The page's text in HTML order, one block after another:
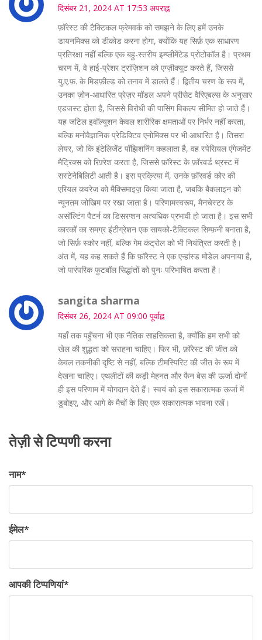
दिसंबर 21, 2024 AT 17:53 अपराह्न
फ़ॉरेस्ट की टैक्टिकल फ्रेमवर्क को समझने के लिए हमें उनके
डायनमिक्स को डीकोड करना होगा, क्योंकि यह सिर्फ़ एक साधारण
प्रतिरक्षा नहीं बल्कि एक बहु-स्तरीय इम्प्लीमेंटेड प्रोटोकॉल है। प्रथम
चरण में, वे हाई-प्रेशर ट्रांज़िशन को एग्ज़ीक्यूट करते हैं, जिससे
यु.ए.फ़. के मिडफ़ील्ड को तनाव में डालते हैं। द्वितीय चरण के रूप में,
उनका ज़ोन-आधारित प्रेज़र मॉडल अपने प्रीसेट वैरिएबल्स के अनुसार
एडजस्ट होता है, जिससे विरोधी की पासिंग विकल्प सीमित हो जाते हैं।
यह जटिल इवॉल्यूशन केवल शारीरिक क्षमताओं पर निर्भर नहीं करता,
बल्कि मनोवैज्ञानिक प्रेडिक्टिव एनोमिक्स पर भी आधारित है। तिसरा
लेयर, जो कि इंटेलिजेंट पॉझिशनिंग कहलाता है, वह स्पेसियल एंगेजमेंट
मैट्रिक्स को रिफ़्रेश करता है, जिससे फ़ॉरेस्ट के फ़ॉरवर्ड थ्रस्ट में
सस्टेनेबिलिटी आती है। इस प्रक्रिया में, उनके फ़ॉरवर्ड कोर की
एरियल कवरेज को मैक्सिमाइज़ किया जाता है, जबकि बैकलाइन को
न्यूनतम जोखिम पर रखा जाता है। परिणामस्वरूप, मैनचेस्टर के
असॉल्टिंग पैटर्न का डिसरप्शन अत्यधिक प्रभावी हो जाता है। इस सभी
कारकों का समग्र इंटीग्रेशन एक सायको-टैक्टिकल सिम्फ़नी बनाता है,
जो सिर्फ़ स्कोर नहीं, बल्कि गेम कंट्रोल को भी नियंत्रित करती है।
अंत में, यह कह सकते हैं कि फ़ॉरेस्ट ने एक एन्हांस्ड मोडेल अपनाया है,
जो पारंपरिक फुटबॉल सिद्धांतों को पुनः परिभाषित करता है।
sangita sharma
दिसंबर 26, 2024 AT 09:00 पूर्वाह्न
यहाँ तक पहुँचना भी एक नैतिक साहसिकता है, क्योंकि हम सभी को
खेल की शुद्धता को सराहना चाहिए। फिर भी, फ़ॉरेस्ट की जीत को
केवल तकनीकी दृष्टि से नहीं, बल्कि टीमस्पिरिट की जीत के रूप में
देखना चाहिए। एथलीटों की कड़ी मेहनत और फैन बेस की ऊर्जा दोनों
ही इस परिणाम में योगदान देते हैं। स्वयं को इस सकारात्मक ऊर्जा में
डुबोइए, और आगे के मैचों के लिए एक सकारात्मक भावना रखें।
तेज़ी से टिप्पणी करना
नाम*
ईमेल*
आपकी टिप्पणियां*